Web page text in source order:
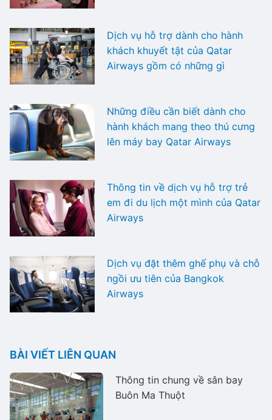
Dịch vụ hỗ trợ dành cho hành
khách khuyết tật của Qatar
Airways gồm có những gì
Những điều cần biết dành cho
hành khách mang theo thú cưng
lên máy bay Qatar Airways
Thông tin về dịch vụ hỗ trợ trẻ
em đi du lịch một mình của Qatar
Airways
Dịch vụ đặt thêm ghế phụ và chỗ
ngồi ưu tiên của Bangkok
Airways
BÀI VIẾT LIÊN QUAN
Thông tin chung về sân bay
Buôn Ma Thuột